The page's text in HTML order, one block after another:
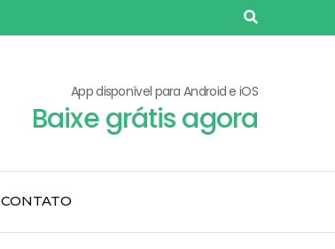
App disponível para Android e iOS
Baixe grátis agora
CONTATO